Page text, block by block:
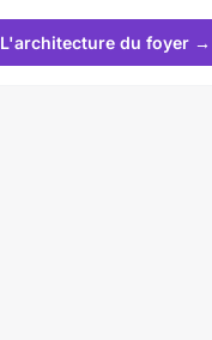
L'architecture du foyer →